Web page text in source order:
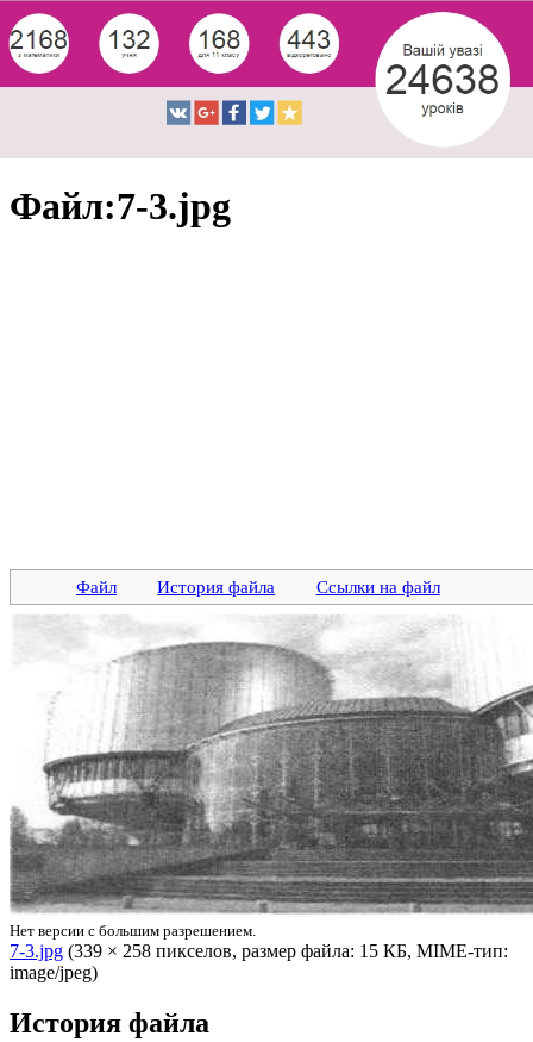
Файл:7-3.jpg
Файл История файла Ссылки на файл
Нет версии с большим разрешением.
7-3.jpg ‎ (339 × 258 пикселов, размер файла: 15 КБ, MIME-тип:
image/jpeg)
История файла